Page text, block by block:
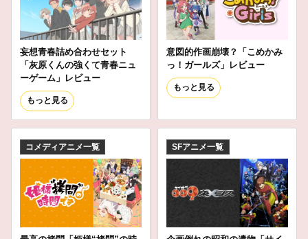
妄想青春詰め合わせセット
「灰原くんの強くて青春ニュ
ーゲーム」レビュー
もっと見る
意図的作画崩壊？「こめかみ
っ！ガールズ」レビュー
もっと見る
コメディアニメ一覧 SFアニメ一覧